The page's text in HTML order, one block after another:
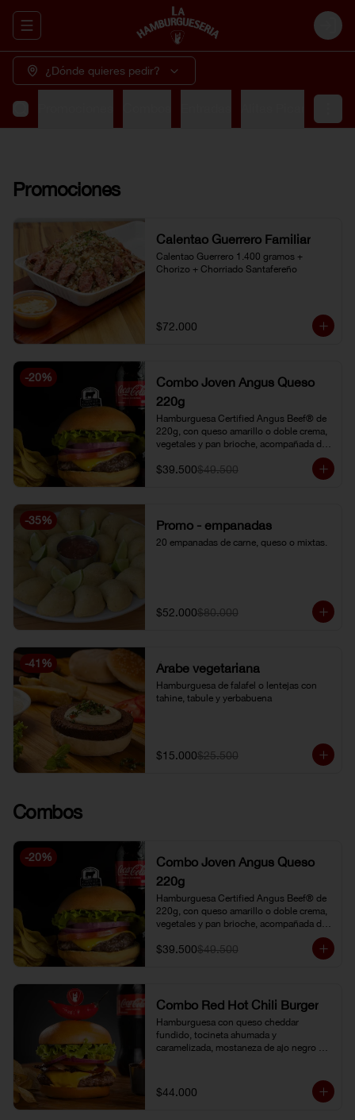
Abrir menu de navegación Login
¿Dónde quieres pedir?
Promociones
Calentao Guerrero Familiar
Calentao Guerrero 1.400 gramos +
Chorizo + Chorriado Santafereño
$72.000
-20%
Combo Joven Angus Queso
220g
Hamburguesa Certified Angus Beef® de
220g, con queso amarillo o doble crema,
vegetales y pan brioche, acompañada de
papa chip o papa francesa y gaseosa o
limonada natural.
$39.500$49.500
-35% Promo - empanadas
20 empanadas de carne, queso o mixtas.
$52.000$80.000
-41 % Árabe vegetariana
Hamburguesa de falafel o lentejas con
tahine, tabule y yerbabuena
$15.000$25.500
Combos
-20%
Combo Joven Angus Queso
220g
Hamburguesa Certified Angus Beef® de
220g, con queso amarillo o doble crema,
vegetales y pan brioche, acompañada de
papa chip o papa francesa y gaseosa o
limonada natural.
$39.500$49.500
Combo Red Hot Chili Burger
Hamburguesa con queso cheddar
fundido, tocineta ahumada y
caramelizada, mostaneza de ajo negro y
famoso chili con carne al lado.
Acompañada de papa chip o papa
$44.000